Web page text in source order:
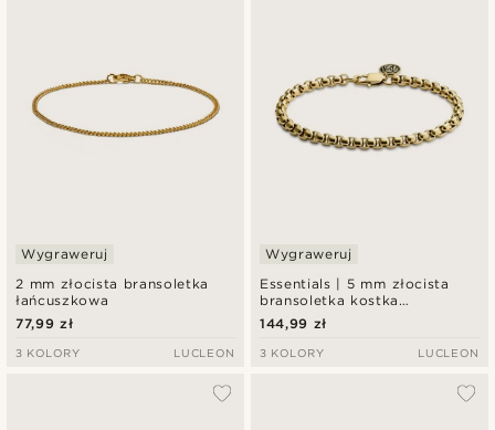
2 mm złocista bransoletka
łańcuszkowa
Wygraweruj
77,99 zł
3 KOLORY LUCLEON
Essentials | 5 mm złocista
bransoletka kostka
zakrzywiona
Wygraweruj
144,99 zł
3 KOLORY LUCLEON